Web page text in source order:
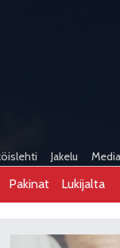
Jakelu
Pakinat Lukijalta